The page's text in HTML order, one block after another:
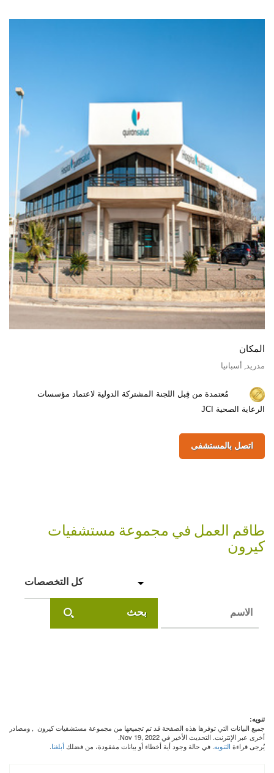
المكان
مدريد, أسبانيا
مُعتمدة من قِبل اللجنة المشتركة الدولية لاعتماد مؤسسات
الرعاية الصحية JCI
اتصل بالمستشفى
طاقم العمل في مجموعة مستشفيات
كيرون
كل التخصصات
بحث
تنويه:
جميع البيانات التي توفرها هذه الصفحة قد تم تجميعها من مجموعة مستشفيات كيرون , ومصادر
أخرى عبر الإنترنت. التحديث الأخير في Nov 19, 2022.
يُرجى قراءة التنويه. في حالة وجود أية أخطاء أو بيانات مفقودة، من فضلكأبلغنا.